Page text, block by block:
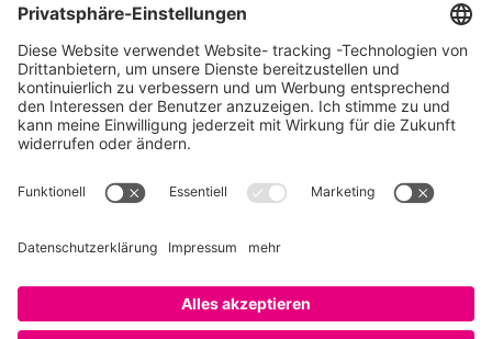
Impressum
Impressum
Cookie-Richtlinie (EU)